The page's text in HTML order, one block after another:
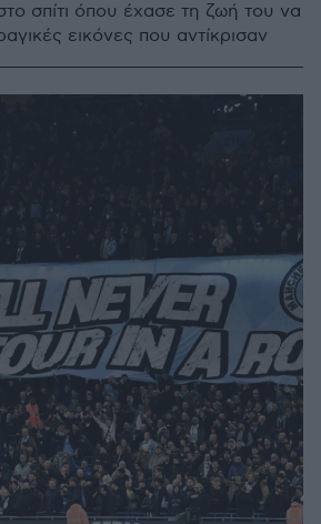
σπίτι όπου έχασε τη ζωή του να
εικόνες που αντίκρισαν